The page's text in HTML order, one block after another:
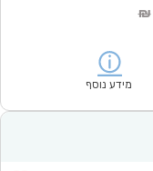
₪
מידע נוסף